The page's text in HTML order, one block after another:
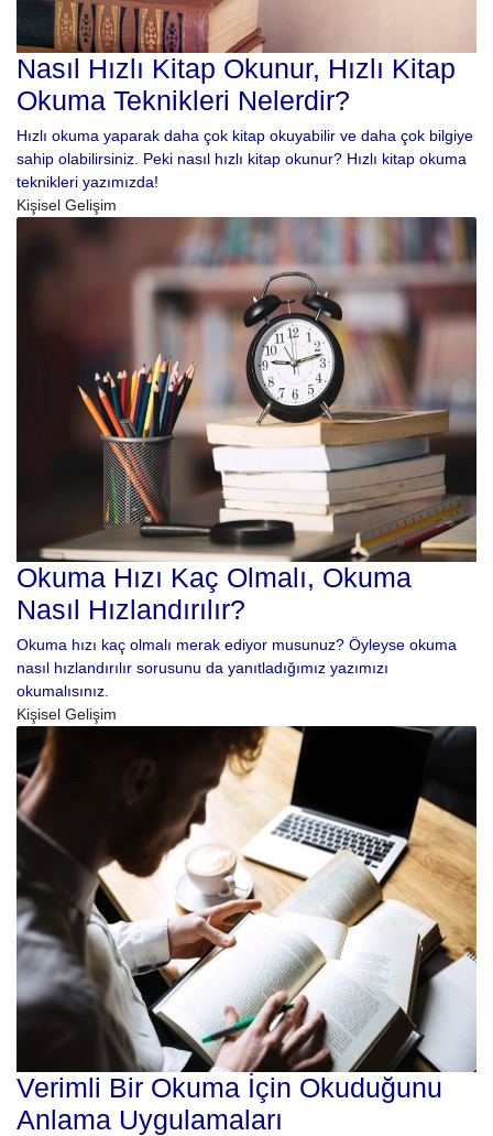
Nasıl Hızlı Kitap Okunur, Hızlı Kitap
Okuma Teknikleri Nelerdir?
Hızlı okuma yaparak daha çok kitap okuyabilir ve daha çok bilgiye
sahip olabilirsiniz. Peki nasıl hızlı kitap okunur? Hızlı kitap okuma
teknikleri yazımızda!
Kişisel Gelişim
Okuma Hızı Kaç Olmalı, Okuma
Nasıl Hızlandırılır?
Okuma hızı kaç olmalı merak ediyor musunuz? Öyleyse okuma
nasıl hızlandırılır sorusunu da yanıtladığımız yazımızı
okumalısınız.
Kişisel Gelişim
Verimli Bir Okuma İçin Okuduğunu
Anlama Uygulamaları